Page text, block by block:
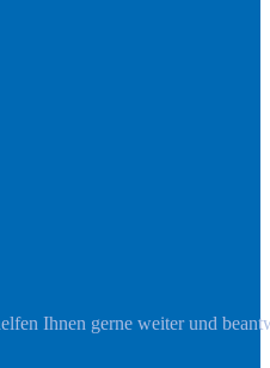
Ihnen gerne weiter und